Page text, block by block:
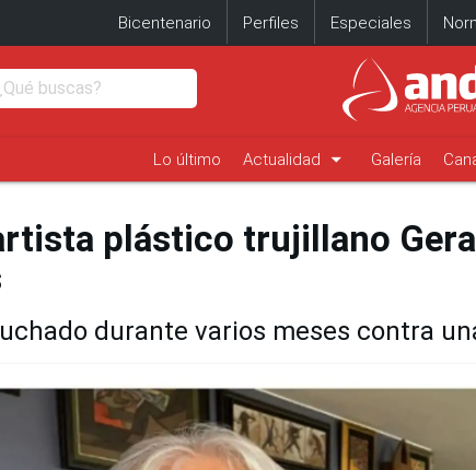
Bicentenario Perfiles Especiales
Lo último Actualidad arrow_drop_down Galería
plástico trujillano
durante varios meses contra